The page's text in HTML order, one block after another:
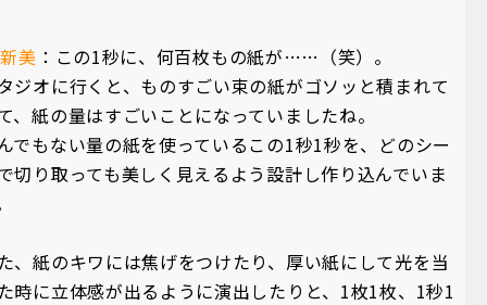
美 ：この1秒に、何百枚もの紙が……（笑）。
ジオに行くと、ものすごい束の紙がゴソッと積まれて
、紙の量はすごいことになっていましたね。
でもない量の紙を使っているこの1秒1秒を、どのシー
切り取っても美しく見えるよう設計し作り込んでいま
、紙のキワには焦げをつけたり、厚い紙にして光を当
時に立体感が出るように演出したりと、1枚1枚、1秒1